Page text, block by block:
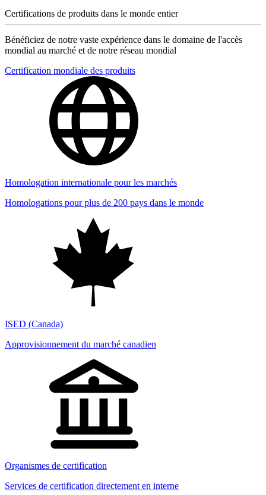
Certifications de produits dans le monde entier
Bénéficiez de notre vaste expérience dans le domaine de l'accès
mondial au marché et de notre réseau mondial
Certification mondiale des produits
Homologation internationale pour les marchés
Homologations pour plus de 200 pays dans le monde
ISED (Canada)
Approvisionnement du marché canadien
Organismes de certification
Services de certification directement en interne